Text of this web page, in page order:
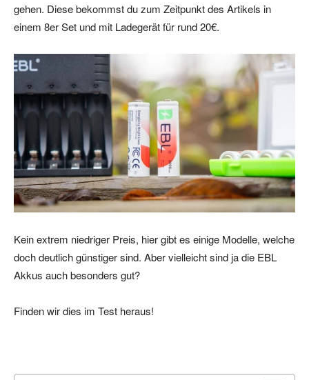
gehen. Diese bekommst du zum Zeitpunkt des Artikels in
einem 8er Set und mit Ladegerät für rund 20€.
Kein extrem niedriger Preis, hier gibt es einige Modelle, welche
doch deutlich günstiger sind. Aber vielleicht sind ja die EBL
Akkus auch besonders gut?
Finden wir dies im Test heraus!